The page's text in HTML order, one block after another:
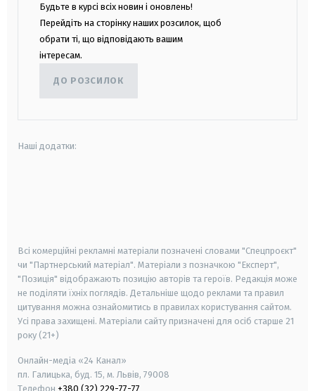
Будьте в курсі всіх новин і оновлень!
Перейдіть на сторінку наших розсилок, щоб
обрати ті, що відповідають вашим
інтересам.
ДО РОЗСИЛОК
Наші додатки:
Всі комерційні рекламні матеріали позначені словами "Спецпроєкт"
чи "Партнерський матеріал". Матеріали з позначкою "Експерт",
"Позиція" відображають позицію авторів та героїв. Редакція може
не поділяти їхніх поглядів. Детальніше щодо реклами та правил
цитування можна ознайомитись в правилах користування сайтом.
Усі права захищені. Матеріали сайту призначені для осіб старше 21
року (21+)
Онлайн-медіа «24 Канал»
пл. Галицька, буд. 15, м. Львів, 79008
Телефон +380 (32) 229-77-77